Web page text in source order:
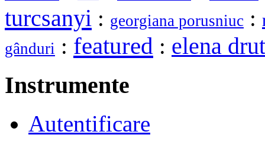
turcsanyi : georgiana porusniuc :
gânduri : featured : elena
Instrumente
Autentificare